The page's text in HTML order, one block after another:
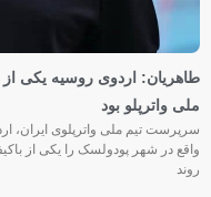
طاهریان: اردوی روسیه یکی از
ملی واترپلو بود
سرپرست تیم ملی واترپلوی ایران،
واقع در شهر پودولسک را یکی از
روند